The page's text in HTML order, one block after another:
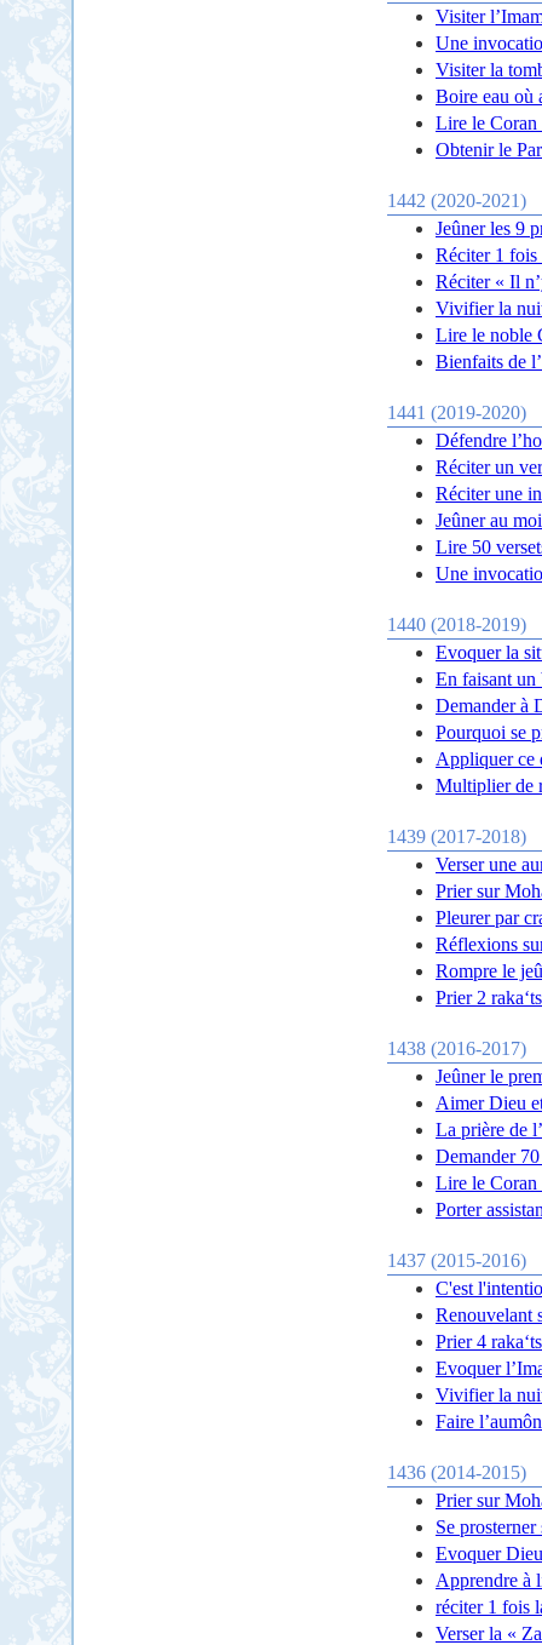
Visiter
Une
Visiter la
Boire eau où
Lire le Coran
Obtenir le
1442 (2020-2021)
Jeûner les 9
Réciter 1 fois
Réciter « Il
Vivifier la
Lire le noble
Bienfaits de
1441 (2019-2020)
Défendre
Réciter un
Réciter une
Jeûner au
Lire 50
Une
1440 (2018-2019)
Evoquer la
En faisant un
Demander à
Pourquoi se
Appliquer ce
Multiplier de
1439 (2017-2018)
Verser une
Prier sur
Pleurer par
Réflexions
Rompre le
Prier 2
1438 (2016-2017)
Jeûner le
Aimer Dieu
La prière de
Demander
Lire le Coran
Porter
1437 (2015-2016)
C'est
Renouvelant
Prier 4
Evoquer
Vivifier la
Faire
1436 (2014-2015)
Prier sur
Se
Evoquer
Apprendre à
réciter 1 fois
Verser la «